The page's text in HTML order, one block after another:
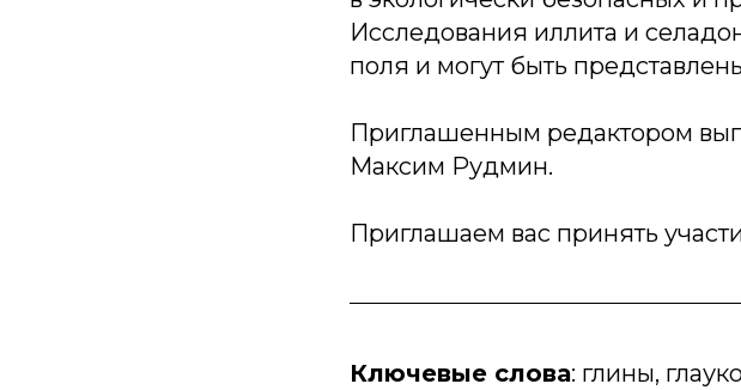
Исследования иллита и
поля и могут быть
Приглашенным редактором
Максим Рудмин.
Приглашаем вас принять
Ключевые слова: глины,